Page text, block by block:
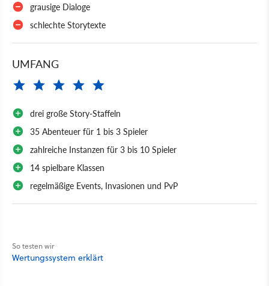
grausige Dialoge
schlechte Storytexte
UMFANG
drei große Story-Staffeln
35 Abenteuer für 1 bis 3 Spieler
zahlreiche Instanzen für 3 bis 10 Spieler
14 spielbare Klassen
regelmäßige Events, Invasionen und PvP
So testen wir
Wertungssystem erklärt